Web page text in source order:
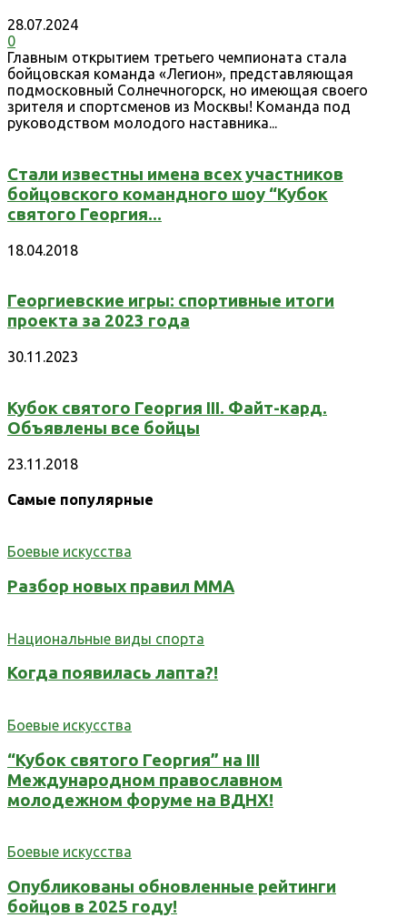
28.07.2024
0
Главным открытием третьего чемпионата стала
бойцовская команда «Легион», представляющая
подмосковный Солнечногорск, но имеющая своего
зрителя и спортсменов из Москвы! Команда под
руководством молодого наставника...
Стали известны имена всех участников
бойцовского командного шоу “Кубок
святого Георгия...
18.04.2018
Георгиевские игры: спортивные итоги
проекта за 2023 года
30.11.2023
Кубок святого Георгия III. Файт-кард.
Объявлены все бойцы
23.11.2018
Самые популярные
Боевые искусства
Разбор новых правил ММА
Национальные виды спорта
Когда появилась лапта?!
Боевые искусства
“Кубок святого Георгия” на III
Международном православном
молодежном форуме на ВДНХ!
Боевые искусства
Опубликованы обновленные рейтинги
бойцов в 2025 году!